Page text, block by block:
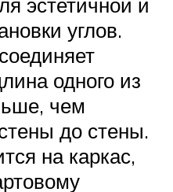
углов.
одного из
чем
до стены.
на каркас,